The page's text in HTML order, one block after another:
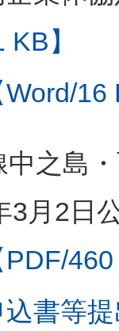
KB】
Word/
之島
3月2日
PDF/
込書等